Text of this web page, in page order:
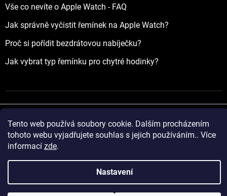
Tento web používá soubory cookie. Dalším procházením
tohoto webu vyjadřujete souhlas s jejich používáním.. Více
informací zde.
Nastavení
Vše co nevíte o Apple Watch - FAQ
Jak správně vyčistit řemínek na Apple Watch?
Proč si pořídit bezdrátovou nabíječku?
Jak vybrat typ řemínku pro chytré hodinky?
Vytvořil Shoptet
Copyright 2026yourApple.cz. Všechna práva vyhrazena.